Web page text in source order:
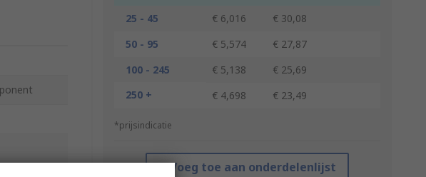
25 - 45
€ 6,016
€ 30,08
50 - 95
€ 5,574
€ 27,87
100 - 245
€ 5,138
€ 25,69
250 +
€ 4,698 € 23,49
*prijsindicatie
Voeg toe aan onderdelenlijst